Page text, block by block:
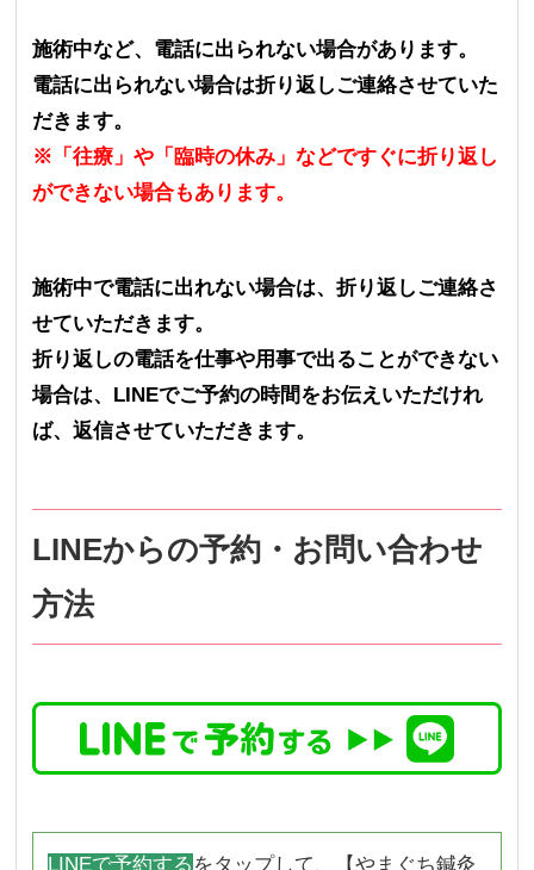
施術中など、電話に出られない場合があります。
電話に出られない場合は折り返しご連絡させていた
だきます。
※「往療」や「臨時の休み」などですぐに折り返し
ができない場合もあります。
施術中で電話に出れない場合は、折り返しご連絡さ
せていただきます。
折り返しの電話を仕事や用事で出ることができない
場合は、LINEでご予約の時間をお伝えいただけれ
ば、返信させていただきます。
LINEからの予約・お問い合わせ
方法
LINEで予約する をタップして、【やまぐち鍼灸